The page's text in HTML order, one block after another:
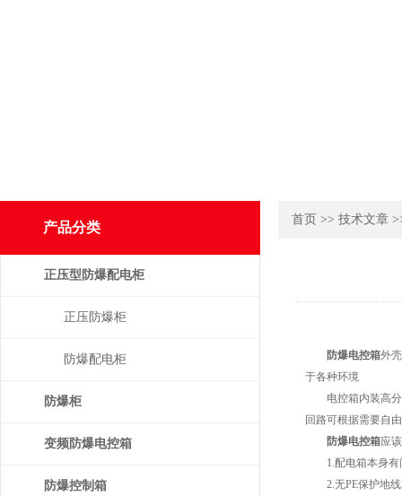
首页 >> 技术文章
防爆电控箱外
于各种环境
电控箱内装高分
回路可根据需要自
防爆电控箱应
1.配电箱本身有
2.无PE保护地线
产品分类
正压型防爆配电柜
正压防爆柜
防爆配电柜
防爆柜
变频防爆电控箱
防爆控制箱